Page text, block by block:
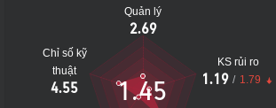
Quản lý
2.69
Chỉ số kỹ
thuật
4.55
KS rủi ro
1.19 / 1.79
1.45